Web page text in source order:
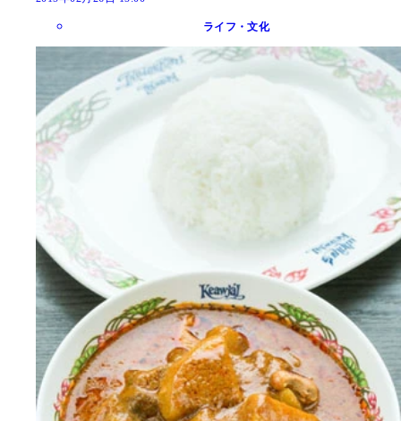
ライフ・文化